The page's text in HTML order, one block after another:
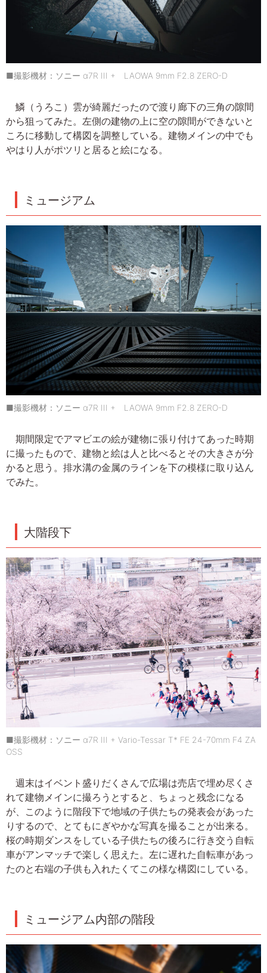
■撮影機材：ソニー α7R III + LAOWA 9mm F2.8 ZERO-D
鱗（うろこ）雲が綺麗だったので渡り廊下の三角の隙間
から狙ってみた。左側の建物の上に空の隙間ができないと
ころに移動して構図を調整している。建物メインの中でも
やはり人がポツリと居ると絵になる。
ミュージアム
■撮影機材：ソニー α7R III + LAOWA 9mm F2.8 ZERO-D
期間限定でアマビエの絵が建物に張り付けてあった時期
に撮ったもので、建物と絵は人と比べるとその大きさが分
かると思う。排水溝の金属のラインを下の模様に取り込ん
でみた。
大階段下
■撮影機材：ソニー α7R III + Vario-Tessar T* FE 24-70mm F4 ZA
OSS
週末はイベント盛りだくさんで広場は売店で埋め尽くさ
れて建物メインに撮ろうとすると、ちょっと残念になる
が、このように階段下で地域の子供たちの発表会があった
りするので、とてもにぎやかな写真を撮ることが出来る。
桜の時期ダンスをしている子供たちの後ろに行き交う自転
車がアンマッチで楽しく思えた。左に遅れた自転車があっ
たのと右端の子供も入れたくてこの様な構図にしている。
ミュージアム内部の階段